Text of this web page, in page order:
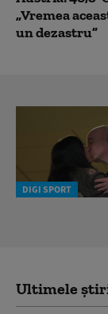
„Vremea
un dezastru”
DIGI SPORT
Ultimele